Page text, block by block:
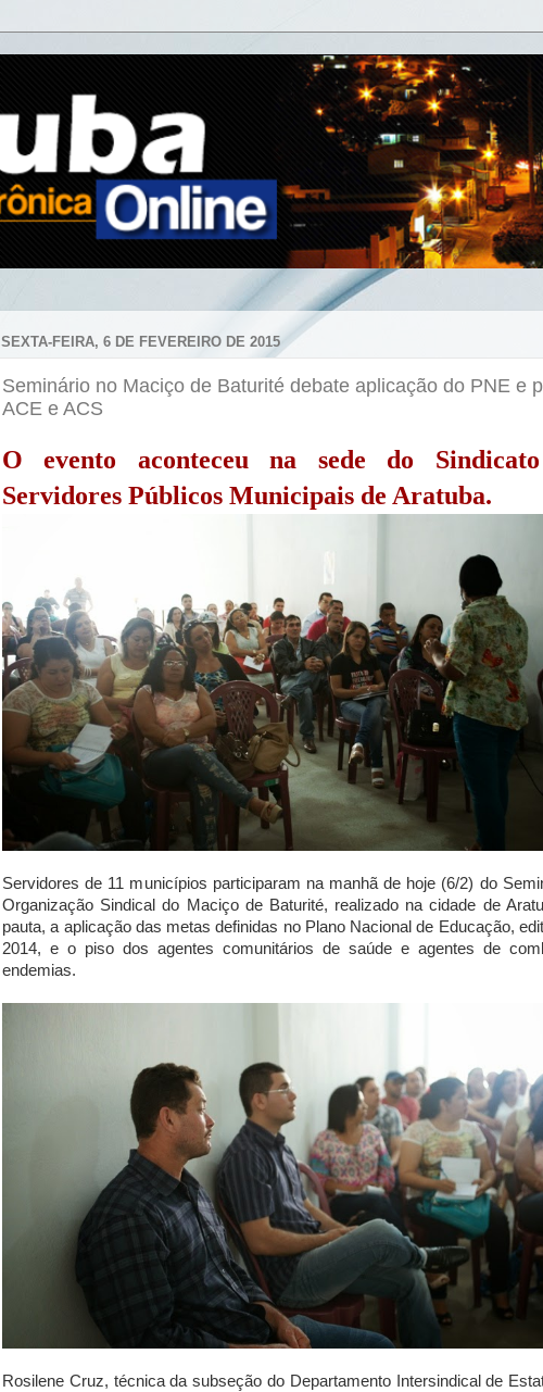
SEXTA-FEIRA, 6 DE FEVEREIRO DE 2015
Seminário no Maciço de Baturité debate aplicação do PNE e
ACE e ACS
O evento aconteceu na sede do
Servidores Públicos Municipais de Aratuba.
Servidores de 11 municípios participaram na manhã de hoje (6/2) do
Organização Sindical do Maciço de Baturité, realizado na cidade de
pauta, a aplicação das metas definidas no Plano Nacional de Educação,
2014, e o piso dos agentes comunitários de saúde e agentes de
endemias.
Rosilene Cruz, técnica da subseção do Departamento Intersindical de